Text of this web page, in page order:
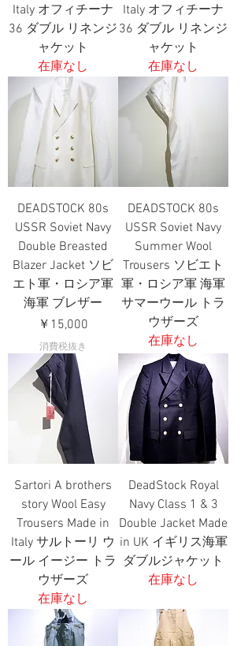
Italy オフィチーナ
36 ダブル リネンジ
ャケット
在庫なし
Italy オフィチーナ
36 ダブル リネンジ
ャケット
在庫なし
DEADSTOCK 80s
USSR Soviet Navy
Double Breasted
Blazer Jacket ソビ
エト軍・ロシア軍
海軍 ブレザー
価格
￥15,000
消費税抜き
DEADSTOCK 80s
USSR Soviet Navy
Summer Wool
Trousers ソビエト
軍・ロシア軍 海軍
サマーウール トラ
ウザーズ
在庫なし
Sartori A brothers
story Wool Easy
Trousers Made in
Italy サルトーリ ウ
ール イージー トラ
ウザーズ
在庫なし
DeadStock Royal
Navy Class 1 & 3
Double Jacket Made
in UK イギリス海軍
ダブルジャケット
在庫なし